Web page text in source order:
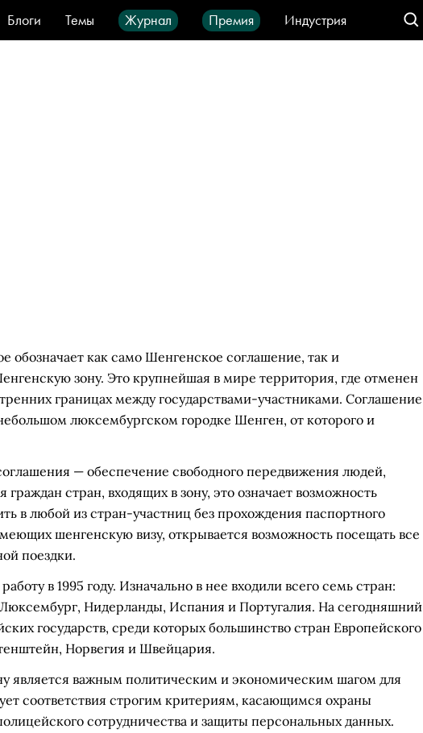
Блоги Темы Журнал Премия
Индустрия
Стиль
Видео Город IT-продукты
обозначает как само Шенгенское соглашение, так и
зону. Это крупнейшая в мире территория, где отменен
границах между государствами-участниками. Соглашение
люксембургском городке Шенген, от которого и
— обеспечение свободного передвижения людей,
граждан стран, входящих в зону, это означает возможность
в любой из стран-участниц без прохождения паспортного
шенгенскую визу, открывается возможность посещать все
поездки.
в 1995 году. Изначально в нее входили всего семь стран:
Нидерланды, Испания и Португалия. На сегодняшний
государств, среди которых большинство стран Европейского
Норвегия и Швейцария.
является важным политическим и экономическим шагом для
соответствия строгим критериям, касающимся охраны
сотрудничества и защиты персональных данных.